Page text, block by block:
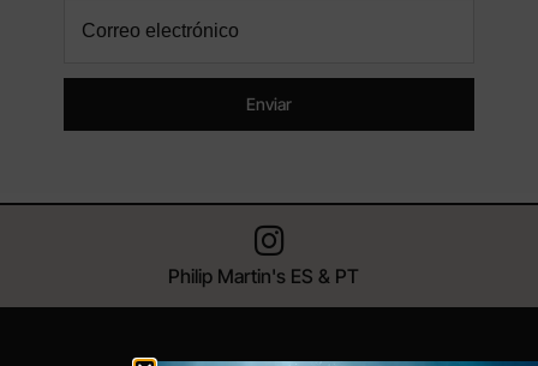
Enviar
Philip Martin's ES & PT